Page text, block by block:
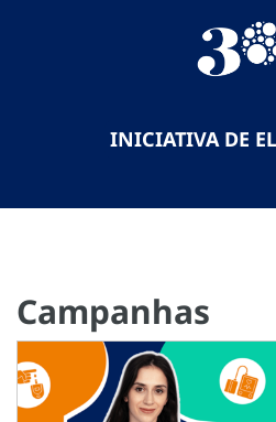
INICIATIVA DE
Campanhas